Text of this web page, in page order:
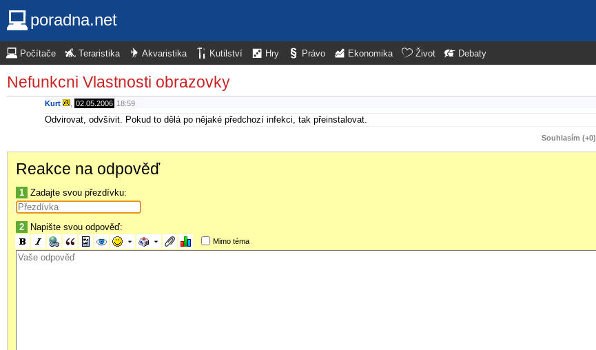
poradna.net
Počítače Teraristika Akvaristika Kutilství Hry Právo Ekonomika Život Debaty
Nefunkcni Vlastnosti obrazovky
Kurt 02.05.2006 18:59
Odvirovat, odvšivit. Pokud to dělá po nějaké předchozí infekci, tak přeinstalovat.
Souhlasím (+0)
Reakce na odpověď
1 Zadajte svou přezdívku:
2 Napište svou odpověď:
Mimo téma